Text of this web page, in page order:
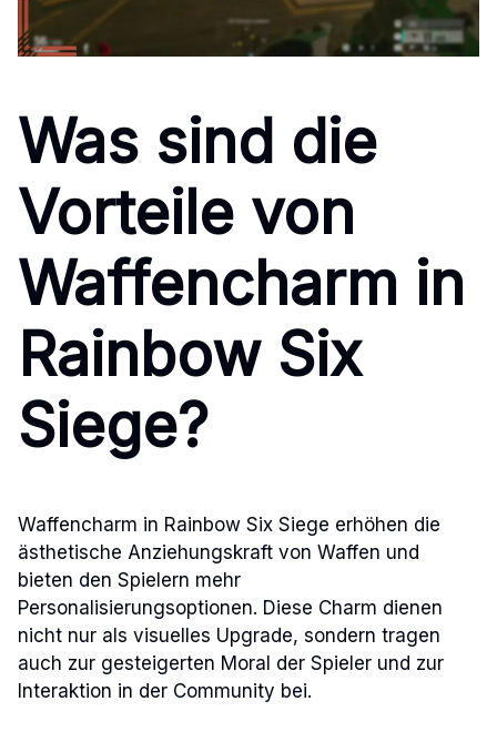
Was sind die
Vorteile von
Waffencharm in
Rainbow Six
Siege?
Waffencharm in Rainbow Six Siege erhöhen die
ästhetische Anziehungskraft von Waffen und
bieten den Spielern mehr
Personalisierungsoptionen. Diese Charm dienen
nicht nur als visuelles Upgrade, sondern tragen
auch zur gesteigerten Moral der Spieler und zur
Interaktion in der Community bei.